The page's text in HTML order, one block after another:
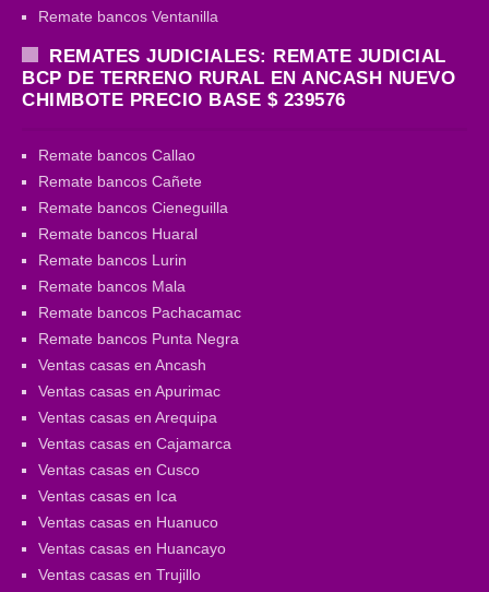
Remate bancos Ventanilla
REMATES JUDICIALES: REMATE JUDICIAL
BCP DE TERRENO RURAL EN ANCASH NUEVO
CHIMBOTE PRECIO BASE $ 239576
Remate bancos Callao
Remate bancos Cañete
Remate bancos Cieneguilla
Remate bancos Huaral
Remate bancos Lurin
Remate bancos Mala
Remate bancos Pachacamac
Remate bancos Punta Negra
Ventas casas en Ancash
Ventas casas en Apurimac
Ventas casas en Arequipa
Ventas casas en Cajamarca
Ventas casas en Cusco
Ventas casas en Ica
Ventas casas en Huanuco
Ventas casas en Huancayo
Ventas casas en Trujillo